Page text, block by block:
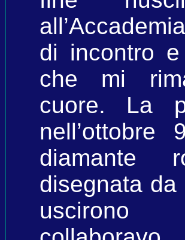
di incontro
che mi
cuore. La
diamante
disegnata
uscirono